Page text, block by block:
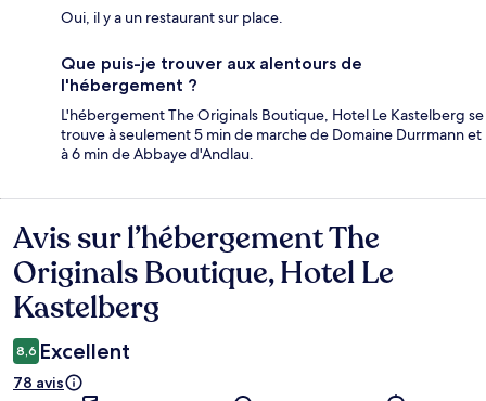
Oui, il y a un restaurant sur place.
Que puis-je trouver aux alentours de
l'hébergement ?
L'hébergement The Originals Boutique, Hotel Le Kastelberg se
trouve à seulement 5 min de marche de Domaine Durrmann et
à 6 min de Abbaye d'Andlau.
Avis
Avis sur l’hébergement The
Originals Boutique, Hotel Le
Kastelberg
8,6 Excellent
78 avis